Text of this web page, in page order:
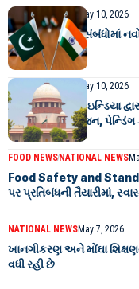
NATIONAL NEWS May 10, 2026
ભારત-પાકિસ્તાન સંબંધોમાં
NATIONAL NEWS May 10, 2026
સુપ્રીમ કોર્ટ ઓફ ઇન્ડિયા
અદાલતનું આયોજન, પેન્ડિંગ
FOOD NEWSNATIONAL NEWS
Food Safety and
પર પ્રતિબંધની તૈયારીમાં,
NATIONAL NEWSMay 7, 2026
ખાનગીકરણ અને મોંઘા
વધી રહી છે